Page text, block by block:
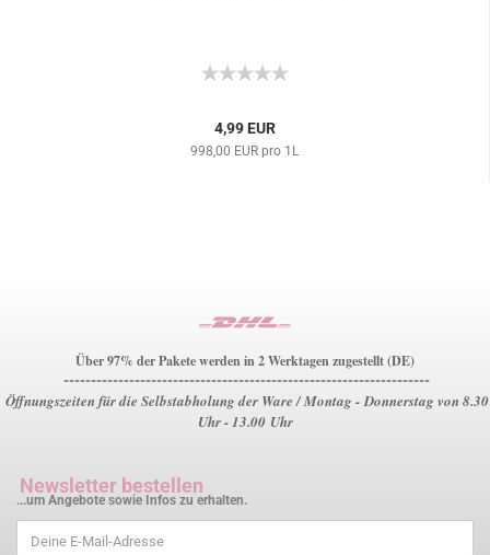
4,99 EUR
998,00 EUR pro 1L
Über 97% der Pakete werden in 2 Werktagen zugestellt (DE)
-------------------------------------------------------------------
Öffnungszeiten für die Selbstabholung der Ware / Montag - Donnerstag von 8.30
Uhr - 13.00 Uhr
Newsletter bestellen
...um Angebote sowie Infos zu erhalten.